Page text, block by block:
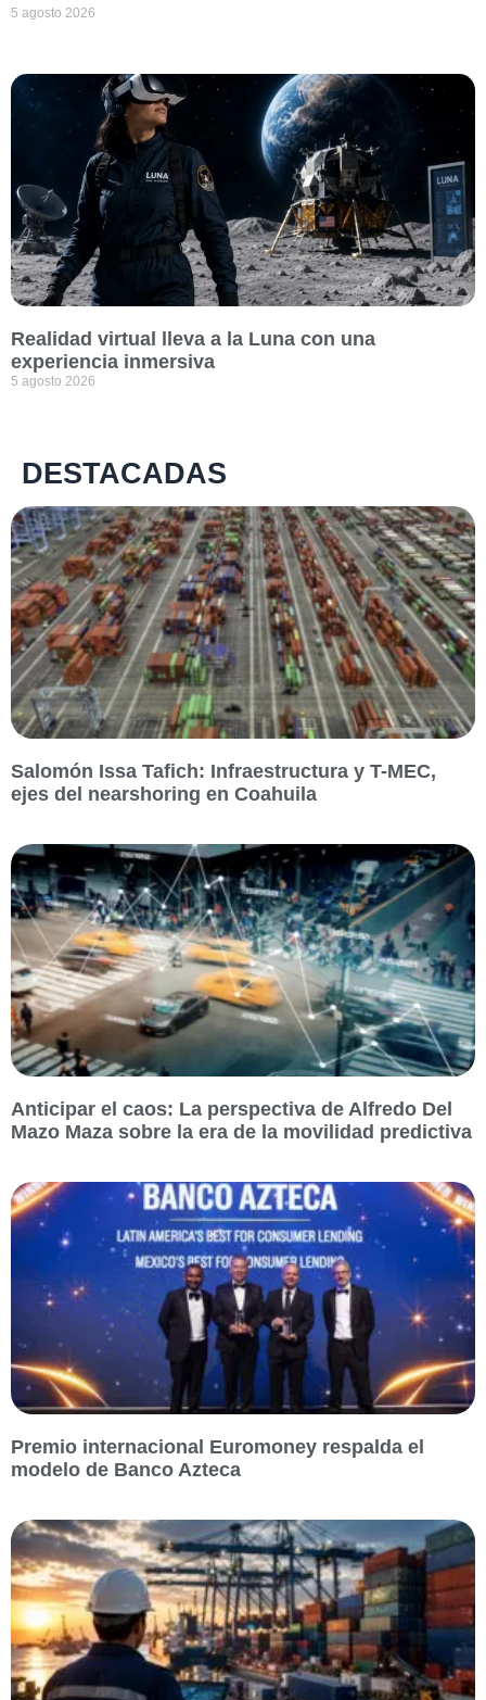
5 agosto 2026
Realidad virtual lleva a la Luna con una
experiencia inmersiva
5 agosto 2026
DESTACADAS
Salomón Issa Tafich: Infraestructura y T-MEC,
ejes del nearshoring en Coahuila
Anticipar el caos: La perspectiva de Alfredo Del
Mazo Maza sobre la era de la movilidad predictiva
Premio internacional Euromoney respalda el
modelo de Banco Azteca